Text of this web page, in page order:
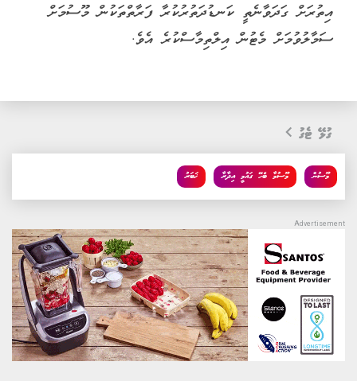
އިތުރަށް ގަދަވާނެތީ ކަނޑުދަތުރުކުރާ ފަރާތްތަކުން މޫސުމަށް
ސަމާލުވުމަށް މެޓުން އިލްތިމާސްކުރެ އެވެ.
ގުޅޭ ޓެގު
ޚަބަރު މޫސުމާ ބެހޭ ގައުމީ އިދާރާ މޫސުން